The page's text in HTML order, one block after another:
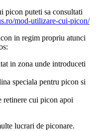
picon puteti sa consultati
mod-utilizare-cui-picon/
in regim propriu atunci
in zona unde introduceti
speciala pentru picon si
retinere cui picon apoi
lucrari de piconare.